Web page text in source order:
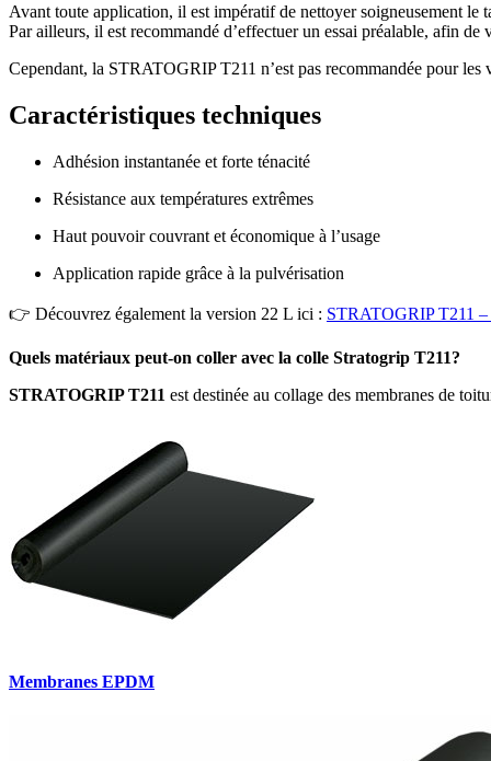
Avant toute application, il est impératif de nettoyer soigneusement
Par ailleurs, il est recommandé d’effectuer un essai préalable, afin
Cependant, la STRATOGRIP T211 n’est pas recommandée pour
Caractéristiques techniques
Adhésion instantanée et forte ténacité
Résistance aux températures extrêmes
Haut pouvoir couvrant et économique à l’usage
Application rapide grâce à la pulvérisation
👉 Découvrez également la version 22 L ici : STRATOGRIP T211
Quels matériaux peut-on coller avec la colle Stratogrip T211?
STRATOGRIP T211 est destinée au collage des membranes de
Membranes EPDM